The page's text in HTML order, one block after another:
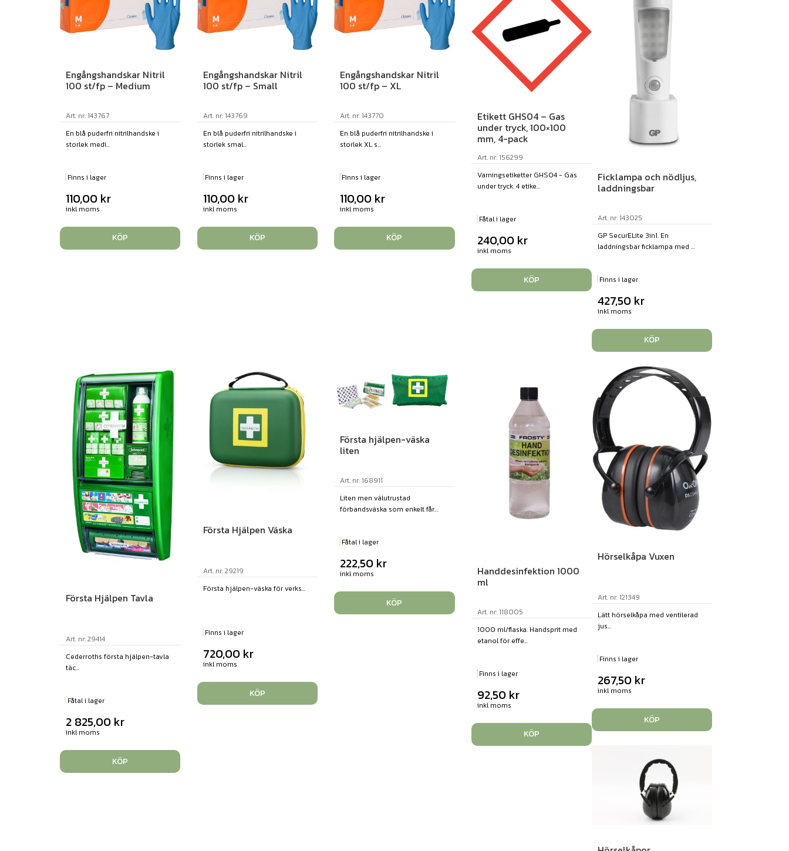
Engångshandskar Nitril
100 st/fp – Medium
Art. nr: 143767
En blå puderfri nitrilhandske i
storlek medi...
Finns i lager
110,00 kr
inkl moms
KÖP
Engångshandskar Nitril
100 st/fp – Small
Art. nr: 143769
En blå puderfri nitrilhandske i
storlek smal...
Finns i lager
110,00 kr
inkl moms
KÖP
Engångshandskar Nitril
100 st/fp – XL
Art. nr: 143770
En blå puderfri nitrilhandske i
storlek XL s...
Finns i lager
110,00 kr
inkl moms
KÖP
Etikett GHS04 – Gas
under tryck, 100×100
mm, 4-pack
Art. nr: 156299
Varningsetiketter GHS04 - Gas
under tryck. 4 etike...
Fåtal i lager
240,00 kr
inkl moms
KÖP
Ficklampa och nödljus,
laddningsbar
Art. nr: 143025
GP SecurELite 3in1. En
laddningsbar ficklampa med ...
Finns i lager
427,50 kr
inkl moms
KÖP
Första Hjälpen Tavla
Art. nr: 29414
Cederroths första hjälpen-tavla
täc...
Fåtal i lager
2 825,00 kr
inkl moms
KÖP
Första Hjälpen Väska
Art. nr: 29219
Första hjälpen-väska för verks...
Finns i lager
720,00 kr
inkl moms
KÖP
Första hjälpen-väska
liten
Art. nr: 168911
Liten men välutrustad
förbandsväska som enkelt får...
Fåtal i lager
222,50 kr
inkl moms
KÖP
Handdesinfektion 1000
ml
Art. nr: 118005
1000 ml/flaska. Handsprit med
etanol för effe...
Finns i lager
92,50 kr
inkl moms
KÖP
Hörselkåpa Vuxen
Art. nr: 121349
Lätt hörselkåpa med ventilerad
jus...
Finns i lager
267,50 kr
inkl moms
KÖP